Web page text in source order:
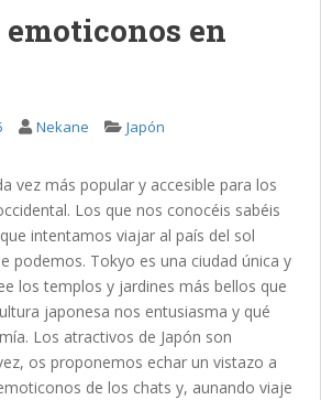
en
Nekane Japón
vez más popular y accesible para los
Los que nos conocéis sabéis
intentamos viajar al país del sol
podemos. Tokyo es una ciudad única y
los templos y jardines más bellos que
japonesa nos entusiasma y qué
Los atractivos de Japón son
os proponemos echar un vistazo a
de los chats y, aunando viaje